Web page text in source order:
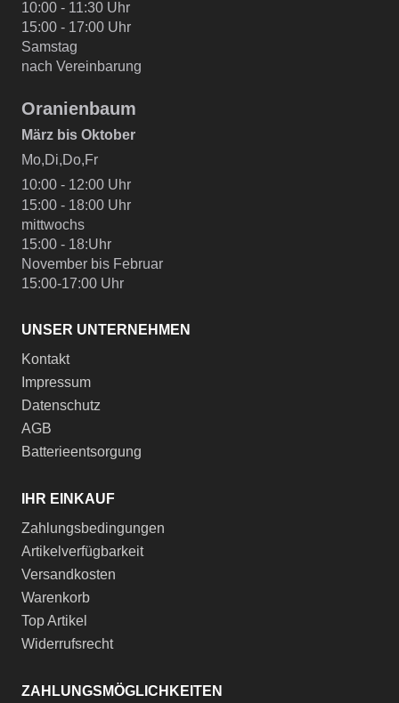
10:00 - 11:30 Uhr
15:00 - 17:00 Uhr
Samstag
nach Vereinbarung
Oranienbaum
März bis Oktober
Mo,Di,Do,Fr
10:00 - 12:00 Uhr
15:00 - 18:00 Uhr
mittwochs
15:00 - 18:Uhr
November bis Februar
15:00-17:00 Uhr
UNSER UNTERNEHMEN
Kontakt
Impressum
Datenschutz
AGB
Batterieentsorgung
IHR EINKAUF
Zahlungsbedingungen
Artikelverfügbarkeit
Versandkosten
Warenkorb
Top Artikel
Widerrufsrecht
ZAHLUNGSMÖGLICHKEITEN